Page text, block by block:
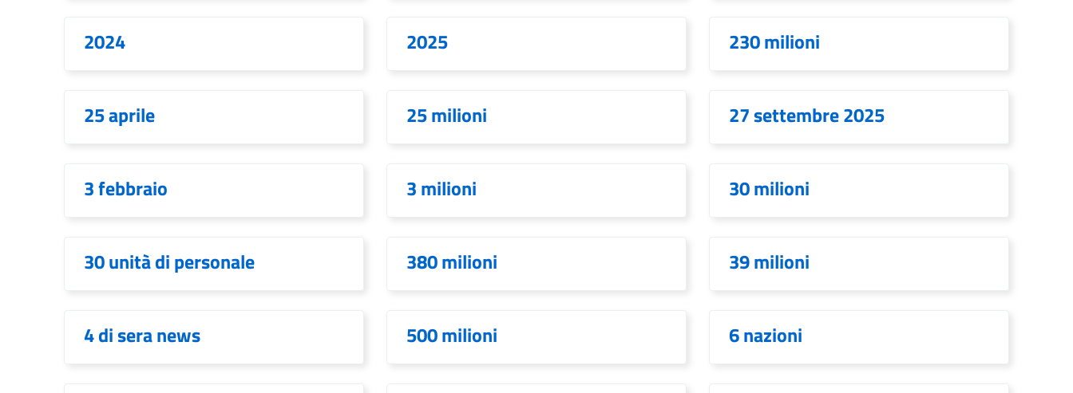
2024 2025 230 milioni
25 aprile 25 milioni 27 settembre 2025
3 febbraio 3 milioni 30 milioni
30 unità di personale 380 milioni 39 milioni
4 di sera news 500 milioni 6 nazioni